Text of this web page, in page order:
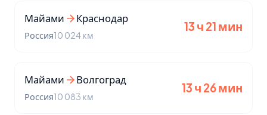
Майами Краснодар
Россия10 024 км
13 ч 21 мин
Майами Волгоград
Россия10 083 км
13 ч 26 мин